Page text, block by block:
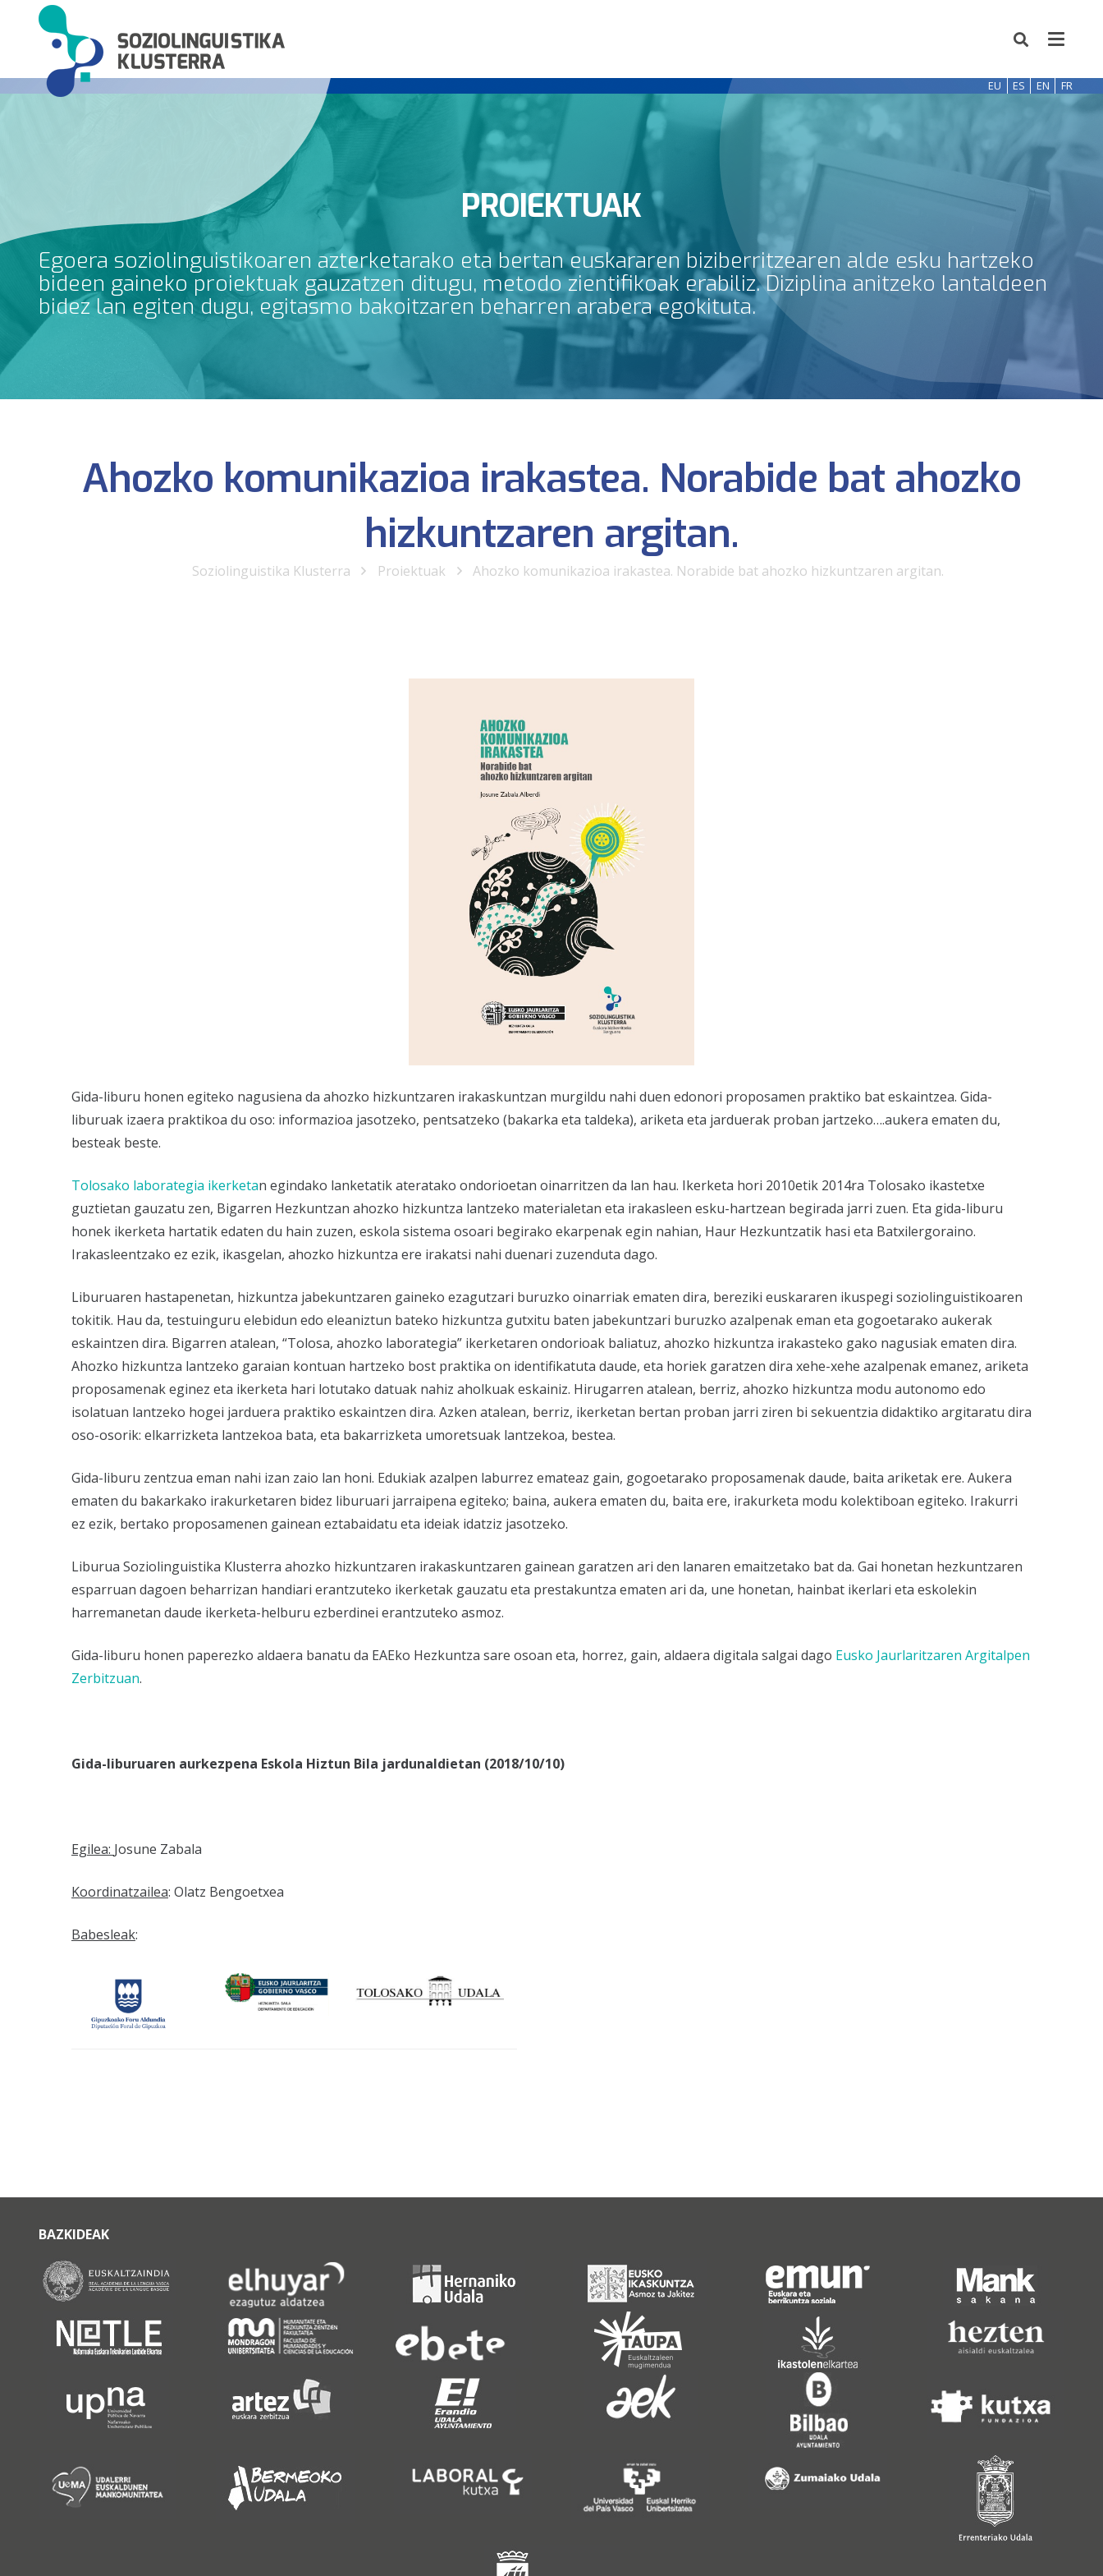
EU ES EN FR
PROIEKTUAK
Egoera soziolinguistikoaren azterketarako eta bertan euskararen biziberritzearen alde esku hartzeko
bideen gaineko proiektuak gauzatzen ditugu, metodo zientifikoak erabiliz. Diziplina anitzeko lantaldeen
bidez lan egiten dugu, egitasmo bakoitzaren beharren arabera egokituta.
Ahozko komunikazioa irakastea. Norabide bat ahozko
hizkuntzaren argitan.
Soziolinguistika Klusterra Proiektuak Ahozko komunikazioa irakastea. Norabide bat ahozko hizkuntzaren argitan.
Gida-liburu honen egiteko nagusiena da ahozko hizkuntzaren irakaskuntzan murgildu nahi duen edonori proposamen praktiko bat eskaintzea. Gida-
liburuak izaera praktikoa du oso: informazioa jasotzeko, pentsatzeko (bakarka eta taldeka), ariketa eta jarduerak proban jartzeko….aukera ematen du,
besteak beste.
Tolosako laborategia ikerketan egindako lanketatik ateratako ondorioetan oinarritzen da lan hau. Ikerketa hori 2010etik 2014ra Tolosako ikastetxe
guztietan gauzatu zen, Bigarren Hezkuntzan ahozko hizkuntza lantzeko materialetan eta irakasleen esku-hartzean begirada jarri zuen. Eta gida-liburu
honek ikerketa hartatik edaten du hain zuzen, eskola sistema osoari begirako ekarpenak egin nahian, Haur Hezkuntzatik hasi eta Batxilergoraino.
Irakasleentzako ez ezik, ikasgelan, ahozko hizkuntza ere irakatsi nahi duenari zuzenduta dago.
Liburuaren hastapenetan, hizkuntza jabekuntzaren gaineko ezagutzari buruzko oinarriak ematen dira, bereziki euskararen ikuspegi soziolinguistikoaren
tokitik. Hau da, testuinguru elebidun edo eleaniztun bateko hizkuntza gutxitu baten jabekuntzari buruzko azalpenak eman eta gogoetarako aukerak
eskaintzen dira. Bigarren atalean, “Tolosa, ahozko laborategia” ikerketaren ondorioak baliatuz, ahozko hizkuntza irakasteko gako nagusiak ematen dira.
Ahozko hizkuntza lantzeko garaian kontuan hartzeko bost praktika on identifikatuta daude, eta horiek garatzen dira xehe-xehe azalpenak emanez, ariketa
proposamenak eginez eta ikerketa hari lotutako datuak nahiz aholkuak eskainiz. Hirugarren atalean, berriz, ahozko hizkuntza modu autonomo edo
isolatuan lantzeko hogei jarduera praktiko eskaintzen dira. Azken atalean, berriz, ikerketan bertan proban jarri ziren bi sekuentzia didaktiko argitaratu dira
oso-osorik: elkarrizketa lantzekoa bata, eta bakarrizketa umoretsuak lantzekoa, bestea.
Gida-liburu zentzua eman nahi izan zaio lan honi. Edukiak azalpen laburrez emateaz gain, gogoetarako proposamenak daude, baita ariketak ere. Aukera
ematen du bakarkako irakurketaren bidez liburuari jarraipena egiteko; baina, aukera ematen du, baita ere, irakurketa modu kolektiboan egiteko. Irakurri
ez ezik, bertako proposamenen gainean eztabaidatu eta ideiak idatziz jasotzeko.
Liburua Soziolinguistika Klusterra ahozko hizkuntzaren irakaskuntzaren gainean garatzen ari den lanaren emaitzetako bat da. Gai honetan hezkuntzaren
esparruan dagoen beharrizan handiari erantzuteko ikerketak gauzatu eta prestakuntza ematen ari da, une honetan, hainbat ikerlari eta eskolekin
harremanetan daude ikerketa-helburu ezberdinei erantzuteko asmoz.
Gida-liburu honen paperezko aldaera banatu da EAEko Hezkuntza sare osoan eta, horrez, gain, aldaera digitala salgai dago Eusko Jaurlaritzaren Argitalpen
Zerbitzuan.
Gida-liburuaren aurkezpena Eskola Hiztun Bila jardunaldietan (2018/10/10)
Egilea: Josune Zabala
Koordinatzailea: Olatz Bengoetxea
Babesleak:
BAZKIDEAK